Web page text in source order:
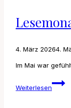
4. März 20264.
Im Mai war
WeiterlesenMai